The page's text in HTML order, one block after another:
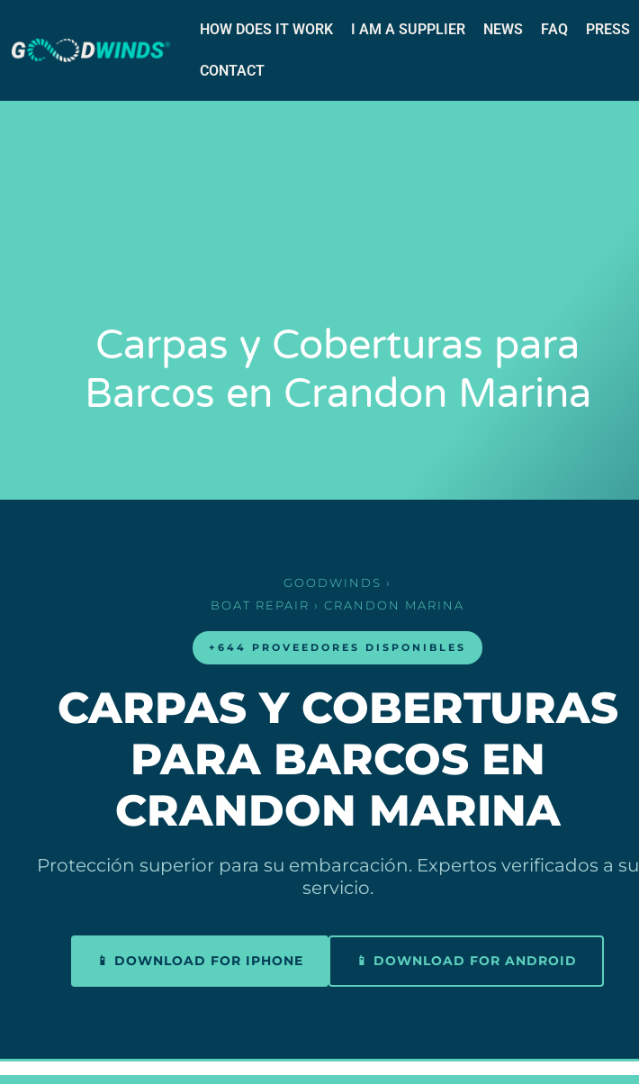
HOW DOES IT WORK I AM A SUPPLIER NEWS FAQ PRESS
CONTACT
Carpas y Coberturas para
Barcos en Crandon Marina
GOODWINDS ›
BOAT REPAIR › CRANDON MARINA
+644 PROVEEDORES DISPONIBLES
CARPAS Y COBERTURAS
PARA BARCOS EN
CRANDON MARINA
Protección superior para su embarcación. Expertos verificados a su
servicio.
📱 DOWNLOAD FOR IPHONE 📱 DOWNLOAD FOR ANDROID